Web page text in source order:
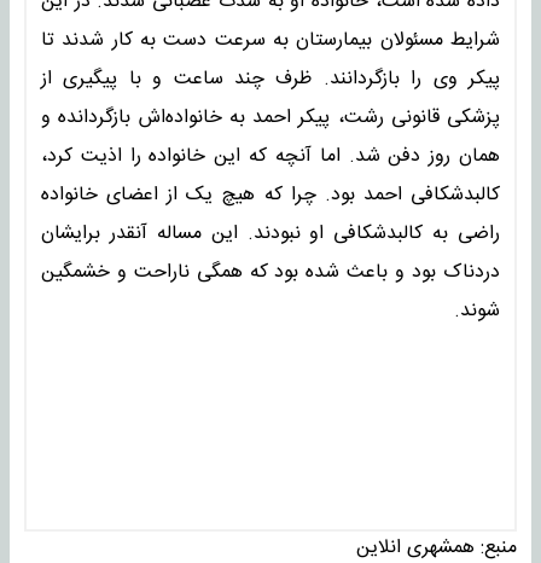
شرایط مسئولان بیمارستان به سرعت دست به کار شدند تا
پیکر وی را بازگردانند. ظرف چند ساعت و با پیگیری از
پزشکی قانونی رشت، پیکر احمد به خانواده‌اش بازگردانده و
همان روز دفن شد. اما آنچه که این خانواده را اذیت کرد،
کالبدشکافی احمد بود. چرا که هیچ یک از اعضای خانواده
راضی به کالبدشکافی او نبودند. این مساله آنقدر برایشان
دردناک بود و باعث شده بود که همگی ناراحت و خشمگین
شوند.
منبع: همشهری انلاین